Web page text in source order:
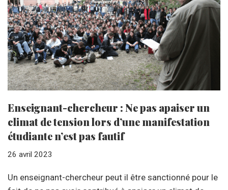
Enseignant-chercheur : Ne pas apaiser un
climat de tension lors d’une manifestation
étudiante n’est pas fautif
26 avril 2023
Un enseignant-chercheur peut il être sanctionné pour le